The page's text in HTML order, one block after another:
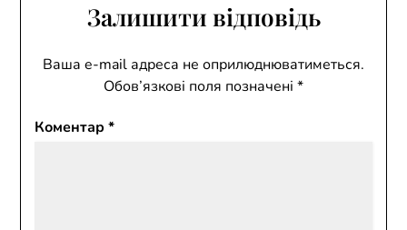
Залишити відповідь
Ваша e-mail адреса не оприлюднюватиметься.
Обов’язкові поля позначені *
Коментар*